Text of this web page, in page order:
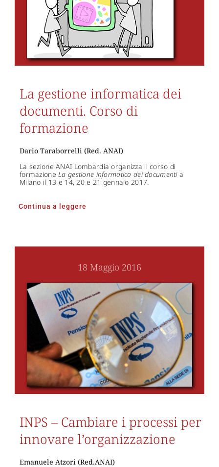
La gestione informatica dei
documenti. Corso di
formazione
Dario Taraborrelli (Red. ANAI)
La sezione ANAI Lombardia organizza il corso di
formazioneLa gestione informatica dei documenti a
Milano il 13 e 14, 20 e 21 gennaio 2017.
Continua a leggere
18 Maggio 2016
INPS – Cambiare i processi per
innovare l’organizzazione
Emanuele Atzori (Red.ANAI)